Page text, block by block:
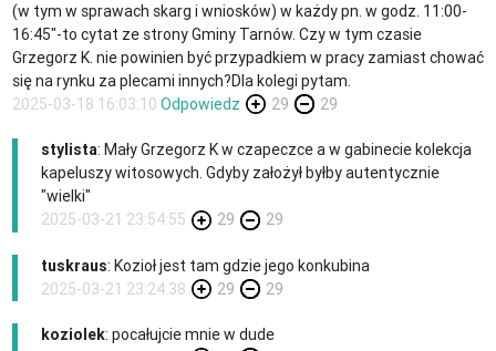
(w tym w sprawach skarg i wniosków) w każdy pn. w godz. 11:00-
16:45"-to cytat ze strony Gminy Tarnów. Czy w tym czasie
Grzegorz K. nie powinien być przypadkiem w pracy zamiast chować
się na rynku za plecami innych?Dla kolegi pytam.
2025-03-18 16:03:10 Odpowiedz 29 29
stylista: Mały Grzegorz K w czapeczce a w gabinecie kolekcja
kapeluszy witosowych. Gdyby założył byłby autentycznie
"wielki"
2025-03-21 23:54:55
29 29
tuskraus: Kozioł jest tam gdzie jego konkubina
2025-03-21 23:24:38
29 29
koziolek: pocałujcie mnie w dude